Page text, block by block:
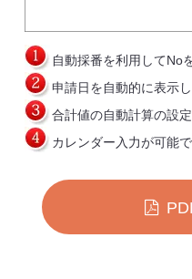
自動採番を利用してNo
申請日を自動的に表示し
合計値の自動計算の設定
カレンダー入力が可能